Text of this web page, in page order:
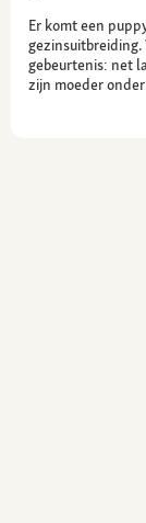
Er komt een
gezinsuitbreiding.
gebeurtenis: net
zijn moeder